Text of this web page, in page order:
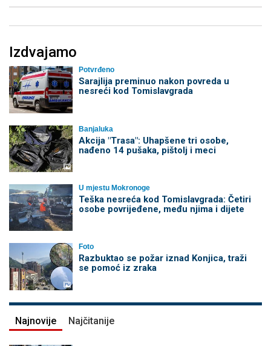
Izdvajamo
Potvrđeno
Sarajlija preminuo nakon povreda u
nesreći kod Tomislavgrada
Banjaluka
Akcija "Trasa": Uhapšene tri osobe,
nađeno 14 pušaka, pištolj i meci
U mjestu Mokronoge
Teška nesreća kod Tomislavgrada: Četiri
osobe povrijeđene, među njima i dijete
Foto
Razbuktao se požar iznad Konjica, traži
se pomoć iz zraka
Najnovije Najčitanije